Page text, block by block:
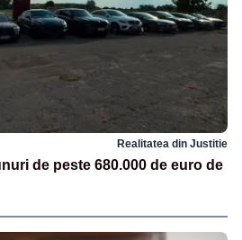
Realitatea din Justitie
de peste 680.000 de euro de